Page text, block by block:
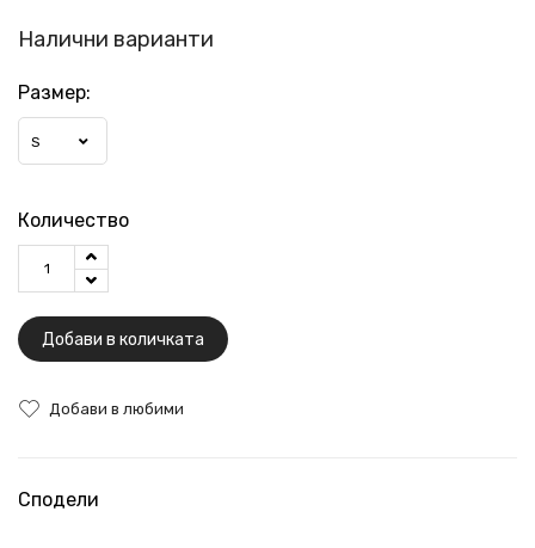
Налични варианти
Размер:
S
Количество
Добави в количката
Добави в любими
Сподели